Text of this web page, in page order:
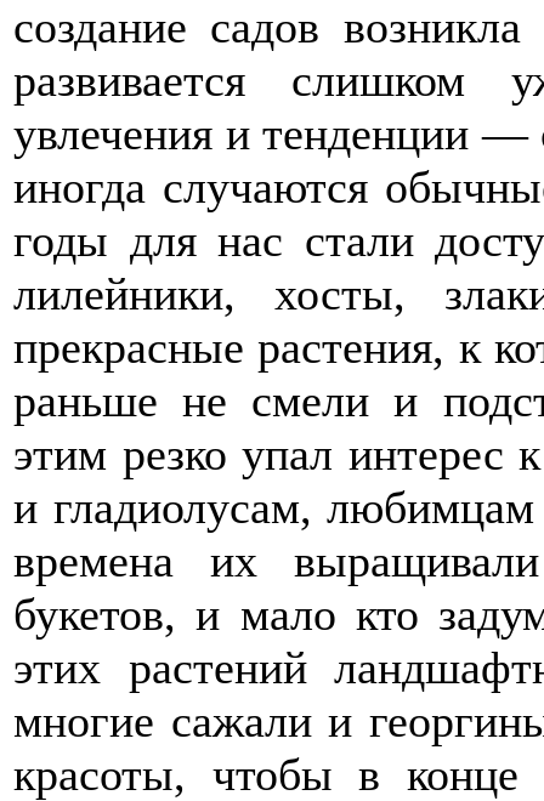
создание садов
развивается слишком
увлечения и тенденции
иногда случаются
годы для нас стали
лилейники, хосты,
прекрасные растения, к
раньше не смели и
этим резко упал интерес
и гладиолусам,
времена их
букетов, и мало кто
этих растений
многие сажали и
красоты, чтобы в